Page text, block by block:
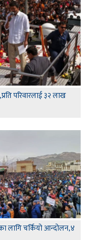
परिवारलाई ३२ लाख
लागि चर्कियो आन्दोलन,४